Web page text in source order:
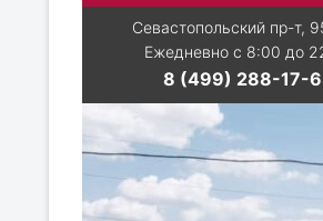
Севастопольский пр-т,
Ежедневно с 8:00 до
8 (499) 288-17-